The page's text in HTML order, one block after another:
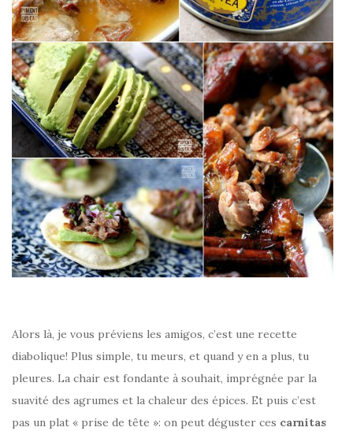
Alors là, je vous préviens les amigos, c’est une recette
diabolique! Plus simple, tu meurs, et quand y en a plus, tu
pleures. La chair est fondante à souhait, imprégnée par la
suavité des agrumes et la chaleur des épices. Et puis c’est
pas un plat « prise de tête »: on peut déguster ces carnitas